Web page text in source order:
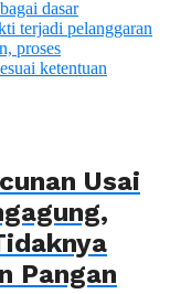
Usai
Pangan